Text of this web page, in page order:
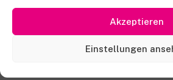
Akzeptieren
Einstellungen
Poetry:Tabea
Poetry Slam: